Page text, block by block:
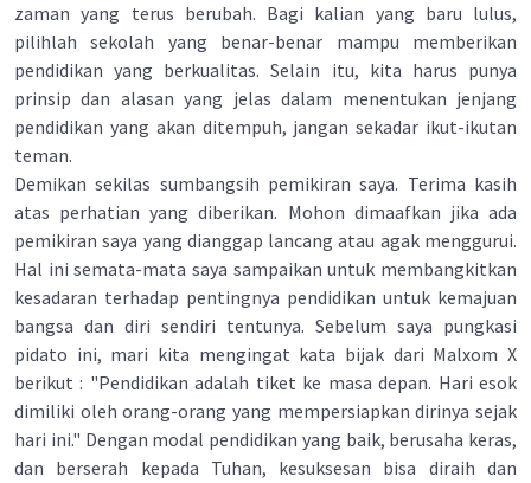
zaman yang terus berubah. Bagi kalian yang baru lulus,
pilihlah sekolah yang benar-benar mampu memberikan
pendidikan yang berkualitas. Selain itu, kita harus punya
prinsip dan alasan yang jelas dalam menentukan jenjang
pendidikan yang akan ditempuh, jangan sekadar ikut-ikutan
teman.
Demikan sekilas sumbangsih pemikiran saya. Terima kasih
atas perhatian yang diberikan. Mohon dimaafkan jika ada
pemikiran saya yang dianggap lancang atau agak menggurui.
Hal ini semata-mata saya sampaikan untuk membangkitkan
kesadaran terhadap pentingnya pendidikan untuk kemajuan
bangsa dan diri sendiri tentunya. Sebelum saya pungkasi
pidato ini, mari kita mengingat kata bijak dari Malxom X
berikut : "Pendidikan adalah tiket ke masa depan. Hari esok
dimiliki oleh orang-orang yang mempersiapkan dirinya sejak
hari ini." Dengan modal pendidikan yang baik, berusaha keras,
dan berserah kepada Tuhan, kesuksesan bisa diraih dan